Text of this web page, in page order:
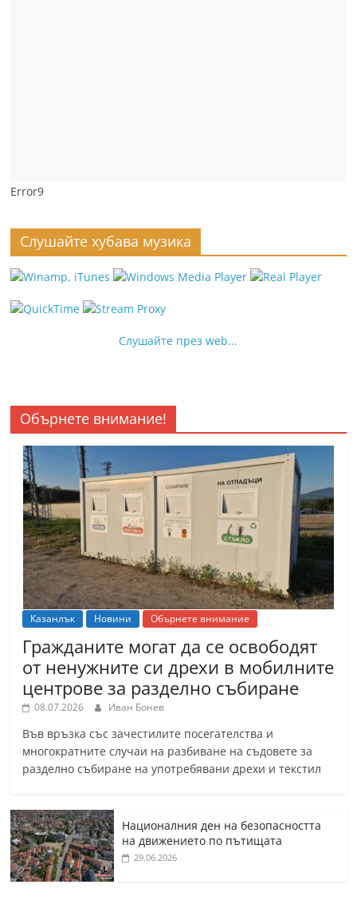
Error9
Слушайте хубава музика
Слушайте през web...
Обърнете внимание!
Казанлък Новини Обърнете внимание
Гражданите могат да се освободят
от ненужните си дрехи в мобилните
центрове за разделно събиране
08.07.2026 Иван Бонев
Във връзка със зачестилите посегателства и
многократните случаи на разбиване на съдовете за
разделно събиране на употребявани дрехи и текстил
Националния ден на безопасността
на движението по пътищата
29.06.2026